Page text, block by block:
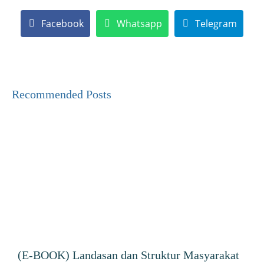
Facebook Whatsapp Telegram
Recommended Posts
(E-BOOK) Landasan dan Struktur Masyarakat